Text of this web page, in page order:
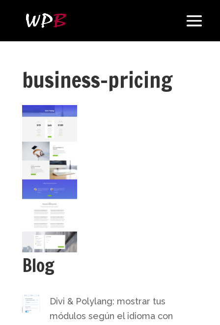
business-pricing
Blog
Divi & Polylang: mostrar tus
módulos según el idioma con